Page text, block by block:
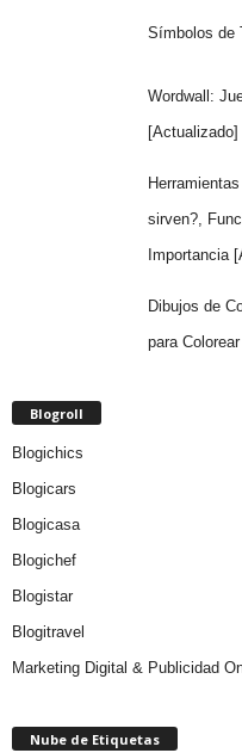
Símbolos de
Wordwall:
[Actualizado]
sirven?,
Importancia
Dibujos de
para
Blogroll
Blogichics
Blogicars
Blogicasa
Blogichef
Blogistar
Blogitravel
Marketing Digital & Publicidad
Nube de Etiquetas